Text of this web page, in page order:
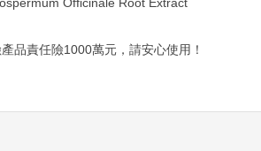
Officinale Root Extract
品責任險1000萬元，請安心使用！